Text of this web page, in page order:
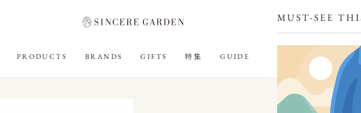
PRODUCTS BRANDS GIFTS 特集 GUIDE
MUST-SEE